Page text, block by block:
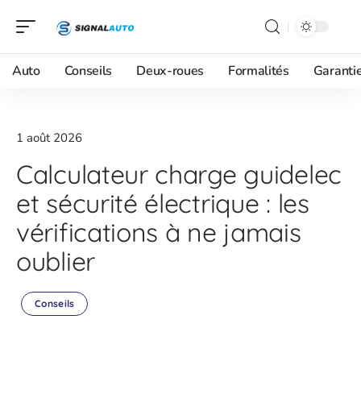
Auto Conseils Deux-roues Formalités
1 août 2026
Calculateur charge guidelec
et sécurité électrique : les
vérifications à ne jamais
oublier
Conseils